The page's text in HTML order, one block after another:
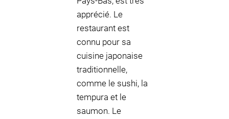
apprécié. Le
restaurant est
connu pour sa
cuisine japonaise
traditionnelle,
comme le sushi, la
tempura et le
saumon. Le